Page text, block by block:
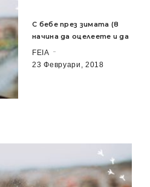
С бебе през зимата (8
начина да оцелеете и да
FEIA
23 Февруари, 2018